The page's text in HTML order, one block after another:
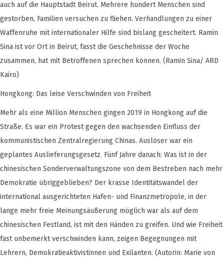
auch auf die Hauptstadt Beirut. Mehrere hundert Menschen sind
gestorben, Familien versuchen zu fliehen. Verhandlungen zu einer
Waffenruhe mit internationaler Hilfe sind bislang gescheitert. Ramin
Sina ist vor Ort in Beirut, fasst die Geschehnisse der Woche
zusammen, hat mit Betroffenen sprechen können. (Ramin Sina/ ARD
Kairo)
Hongkong: Das leise Verschwinden von Freiheit
Mehr als eine Million Menschen gingen 2019 in Hongkong auf die
Straße. Es war ein Protest gegen den wachsenden Einfluss der
kommunistischen Zentralregierung Chinas. Auslöser war ein
geplantes Auslieferungsgesetz. Fünf Jahre danach: Was ist in der
chinesischen Sonderverwaltungszone von dem Bestreben nach mehr
Demokratie übriggeblieben? Der krasse Identitätswandel der
international ausgerichteten Hafen- und Finanzmetropole, in der
lange mehr freie Meinungsäußerung möglich war als auf dem
chinesischen Festland, ist mit den Händen zu greifen. Und wie Freiheit
fast unbemerkt verschwinden kann, zeigen Begegnungen mit
Lehrern, Demokratieaktivistinnen und Exilanten. (Autorin: Marie von